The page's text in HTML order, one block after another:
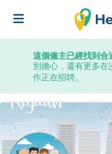
這個僱主已經找到合
別擔心，還有更多
作正在招聘。